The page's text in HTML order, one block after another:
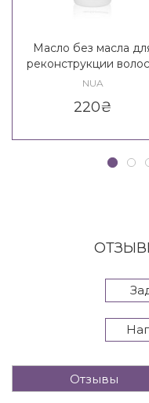
Масло без масла
реконструкции
легким фиксирующим
Ristrutturante Oil No
NUA
220₴
Отзывы